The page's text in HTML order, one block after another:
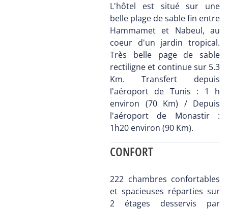
L'hôtel est situé sur une
belle plage de sable fin entre
Hammamet et Nabeul, au
coeur d'un jardin tropical.
Très belle page de sable
rectiligne et continue sur 5.3
Km. Transfert depuis
l'aéroport de Tunis : 1 h
environ (70 Km) / Depuis
l'aéroport de Monastir :
1h20 environ (90 Km).
CONFORT
222 chambres confortables
et spacieuses réparties sur
2 étages desservis par